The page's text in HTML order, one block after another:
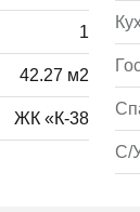
1
42.27 м2
ЖК «К-38
С/